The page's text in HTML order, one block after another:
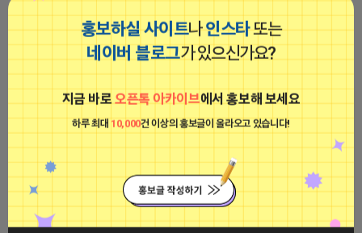
홍보하실 사이트나인스타또는
네이버 블로그가 있으신가요?
지금 바로오픈톡 아카이브에서 홍보해 보세요
하루 최대10,000건 이상의 홍보글이 올라오고 있습니다!
▔▔▔▔▔▔▔▔▔▔▔▔▔▔ 문의 :
https://open.kakao.com/o/
2026-04-15 02:48
❰❰❰❰ 마케팅 정보 공유방
❱❱❱❱ ✅ 네이버쇼핑, 쿠팡, 쇼핑
플랫폼
■아이피몬스터■
피스메이커 프로도
비공개